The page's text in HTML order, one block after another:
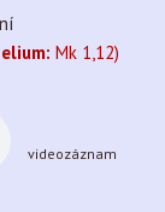
Mk 1,12)
videozáznam